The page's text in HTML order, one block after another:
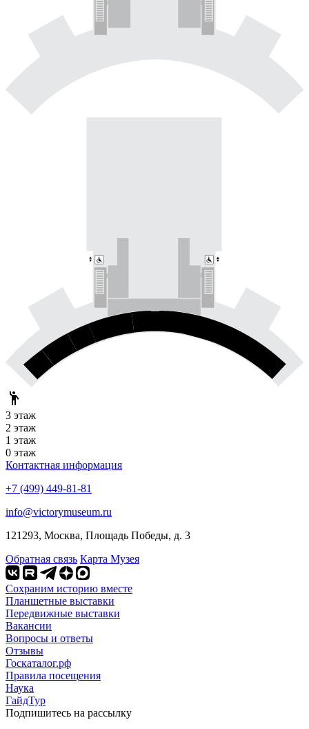
3 этаж
2 этаж
1 этаж
0 этаж
Контактная информация
+7 (499) 449-81-81
info@victorymuseum.ru
121293, Москва, Площадь Победы, д. 3
Обратная связь Карта Музея
Сохраним историю вместе
Планшетные выставки
Передвижные выставки
Вакансии
Вопросы и ответы
Отзывы
Госкаталог.рф
Правила посещения
Наука
ГайдТур
Подпишитесь на рассылку